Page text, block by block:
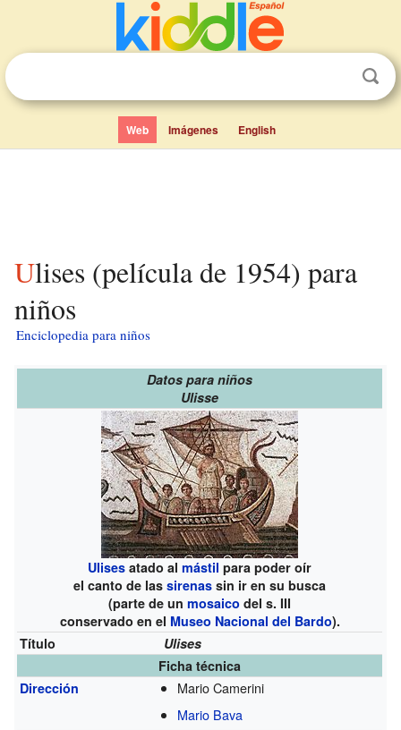
Web Imágenes English
Ulises (película de 1954) para
niños
Enciclopedia para niños
Datos para niños
Ulisse
Ulises atado almástil para poder oír
el canto de lassirenas sin ir en su busca
(parte de unmosaico del s. III
conservado en el Museo Nacional del Bardo).
Título
Ulises
Ficha técnica
Dirección
Mario Camerini
Mario Bava